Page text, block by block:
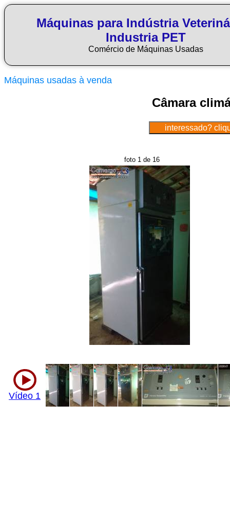
Máquinas para Indústria
Industria PET
Comércio de Máquinas Usadas
Máquinas usadas à venda
Câmara
foto 1 de 16
Vídeo 1